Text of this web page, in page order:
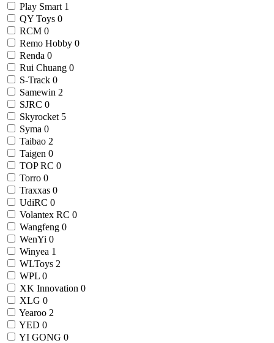
Play Smart 1
QY Toys 0
RCM 0
Remo Hobby 0
Renda 0
Rui Chuang 0
S-Track 0
Samewin 2
SJRC 0
Skyrocket 5
Syma 0
Taibao 2
Taigen 0
TOP RC 0
Torro 0
Traxxas 0
UdiRC 0
Volantex RC 0
Wangfeng 0
WenYi 0
Winyea 1
WLToys 2
WPL 0
XK Innovation 0
XLG 0
Yearoo 2
YED 0
YI GONG 0